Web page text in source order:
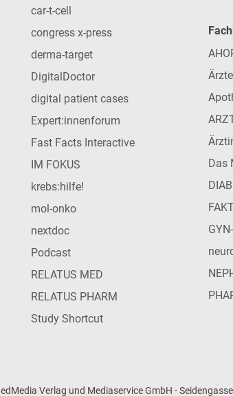
car-t-cell
congress x-press
derma-target
DigitalDoctor
digital patient cases
Expert:innenforum
Fast Facts Interactive
IM FOKUS
krebs:hilfe!
mol-onko
nextdoc
Podcast
RELATUS MED
RELATUS PHARM
Study Shortcut
Das
Verlag und Mediaservice GmbH -